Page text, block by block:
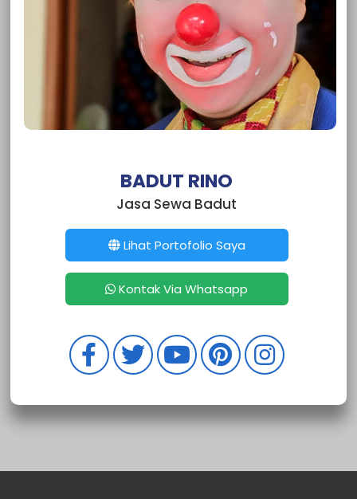
Sewa Badut Batutulis
Sewa Badut Situ Gede
Sewa Badut Sindangbarang
Sewa Badut Semplak
Sewa Badut Pasir Mulya
Sewa Badut Pasir Kuda
Sewa Badut Pasir Jaya
Sewa Badut Loji
Sewa Badut Gunung Batu
Sewa Badut Curug Mekar
Sewa Badut Curug
Sewa Badut Cilendek Timur
Sewa Badut Cilendek Barat
Sewa Badut Bubulak
Sewa Badut Balumbang Jaya
Sewa Badut Pengasinan
Sewa Badut Bojong Rawalumbu
Sewa Badut Bojong Menteng
Sewa Badut Jatirahayu
Sewa Badut Jatimurni
BADUT RINO
Jasa Sewa Badut
Lihat Portofolio Saya
Kontak Via Whatsapp